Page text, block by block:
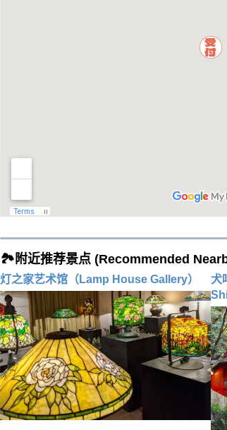
🏞️附近推荐景点 (Recommended
灯之家艺术馆（Lamp House Gallery）
犬